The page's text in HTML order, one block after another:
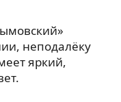
неподалёку
яркий,